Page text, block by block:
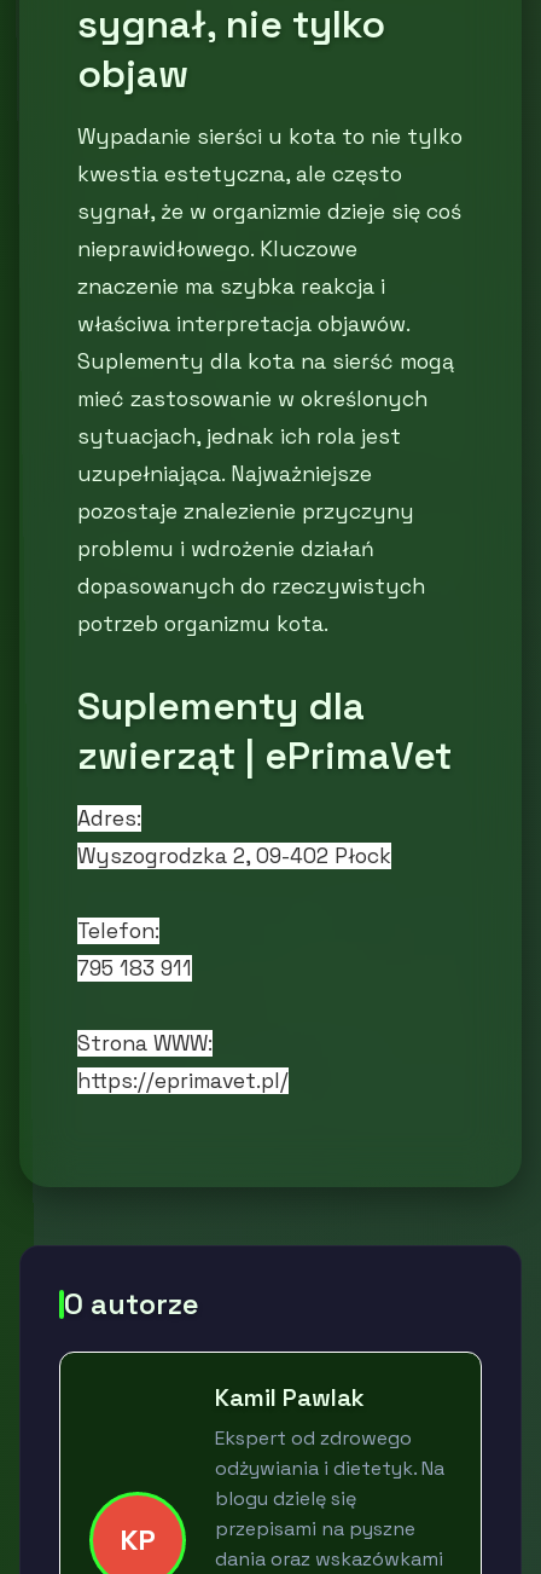
sygnał, nie tylko
objaw
Wypadanie sierści u kota to nie tylko
kwestia estetyczna, ale często
sygnał, że w organizmie dzieje się coś
nieprawidłowego. Kluczowe
znaczenie ma szybka reakcja i
właściwa interpretacja objawów.
Suplementy dla kota na sierść mogą
mieć zastosowanie w określonych
sytuacjach, jednak ich rola jest
uzupełniająca. Najważniejsze
pozostaje znalezienie przyczyny
problemu i wdrożenie działań
dopasowanych do rzeczywistych
potrzeb organizmu kota.
Suplementy dla
zwierząt | ePrimaVet
Adres:
Wyszogrodzka 2, 09-402 Płock
Telefon:
795 183 911
Strona WWW:
https://eprimavet.pl/
O autorze
KP
Kamil Pawlak
Ekspert od zdrowego
odżywiania i dietetyk. Na
blogu dzielę się
przepisami na pyszne
dania oraz wskazówkami